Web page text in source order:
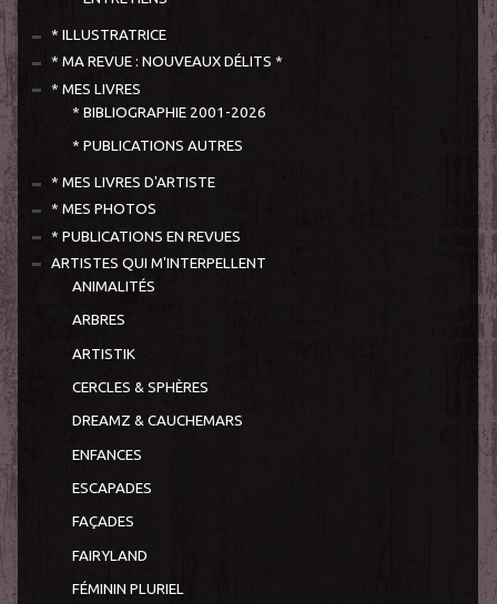
* ILLUSTRATRICE
* MA REVUE : NOUVEAUX DÉLITS *
* MES LIVRES
* BIBLIOGRAPHIE 2001-2026
* PUBLICATIONS AUTRES
* MES LIVRES D'ARTISTE
* MES PHOTOS
* PUBLICATIONS EN REVUES
ARTISTES QUI M'INTERPELLENT
ANIMALITÉS
ARBRES
ARTISTIK
CERCLES & SPHÈRES
DREAMZ & CAUCHEMARS
ENFANCES
ESCAPADES
FAÇADES
FAIRYLAND
FÉMININ PLURIEL